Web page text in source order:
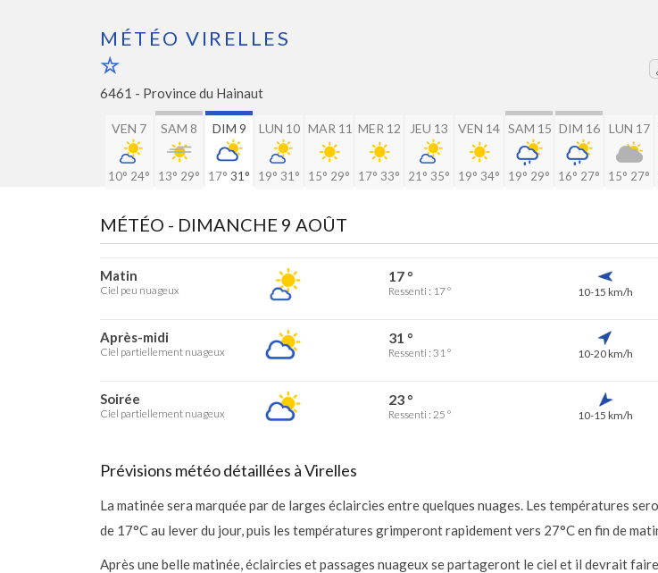
MÉTÉO VIRELLES
6461 - Province du Hainaut
VEN 7
10° 24°
SAM 8
13° 29°
DIM 9
17° 31°
LUN 10
19° 31°
MAR 11
15° 29°
MER 12
17° 33°
JEU 13
21° 35°
VEN 14
19° 34°
SAM 15
19° 29°
DIM 16
16° 27°
LUN 17
15° 27°
MÉTÉO - DIMANCHE 9 AOÛT
Matin
Ciel peu nuageux
17 °
Ressenti : 17 ° 10-15 km/h
Après-midi
Ciel partiellement nuageux
31 °
Ressenti : 31 ° 10-20 km/h
Soirée
Ciel partiellement nuageux
23 °
Ressenti : 25 ° 10-15 km/h
Prévisions météo détaillées à Virelles
La matinée sera marquée par de larges éclaircies entre quelques nuages. Les températures
de 17°C au lever du jour, puis les températures grimperont rapidement vers 27°C en fin de
Après une belle matinée, éclaircies et passages nuageux se partageront le ciel et il devrait faire